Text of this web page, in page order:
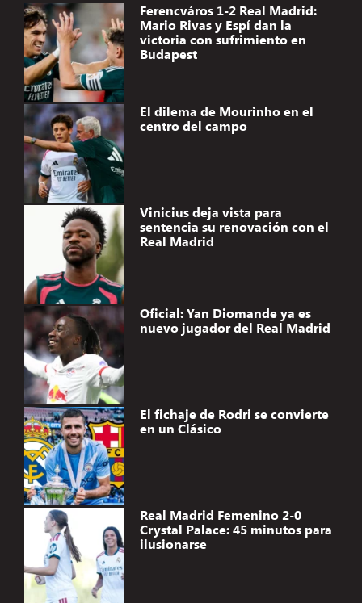
Ferencváros 1-2 Real Madrid:
Mario Rivas y Espí dan la
victoria con sufrimiento en
Budapest
El dilema de Mourinho en el
centro del campo
Vinicius deja vista para
sentencia su renovación con el
Real Madrid
Oficial: Yan Diomande ya es
nuevo jugador del Real Madrid
El fichaje de Rodri se convierte
en un Clásico
Real Madrid Femenino 2-0
Crystal Palace: 45 minutos para
ilusionarse